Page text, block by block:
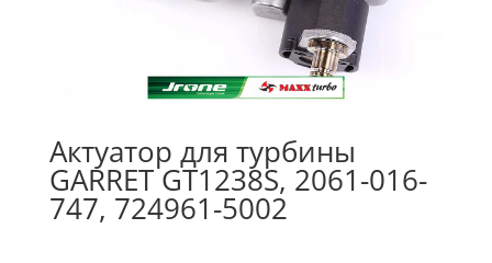
Актуатор для турбины
GARRET GT1238S, 2061-016-
747, 724961-5002